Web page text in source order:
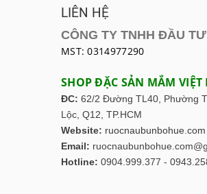
LIÊN HỆ
CÔNG TY TNHH ĐẦU
MST: 0314977290
SHOP ĐẶC SẢN MẮM VIỆT
ĐC: 62/2 Đường TL40, Phường
Lộc, Q12, TP.HCM
Website: ruocnaubunbohue.com
Email:
Hotline: 0904.999.377 -